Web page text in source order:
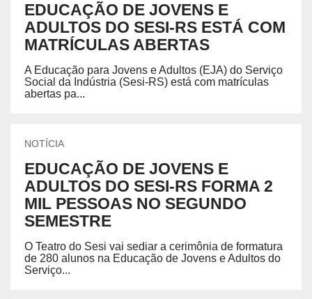
EDUCAÇÃO DE JOVENS E
ADULTOS DO SESI-RS ESTÁ COM
MATRÍCULAS ABERTAS
A Educação para Jovens e Adultos (EJA) do Serviço
Social da Indústria (Sesi-RS) está com matrículas
abertas pa...
NOTÍCIA
EDUCAÇÃO DE JOVENS E
ADULTOS DO SESI-RS FORMA 2
MIL PESSOAS NO SEGUNDO
SEMESTRE
O Teatro do Sesi vai sediar a cerimônia de formatura
de 280 alunos na Educação de Jovens e Adultos do
Serviço...